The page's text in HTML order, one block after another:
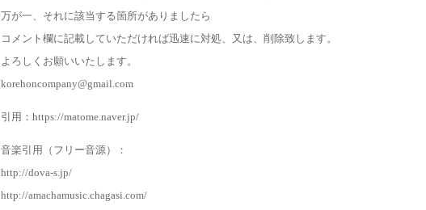
万が一、それに該当する箇所がありましたら
コメント欄に記載していただければ迅速に対処、又は、削除致します。
よろしくお願いいたします。
korehoncompany@gmail.com
引用：https://matome.naver.jp/
音楽引用（フリー音源）：
http://dova-s.jp/
http://amachamusic.chagasi.com/